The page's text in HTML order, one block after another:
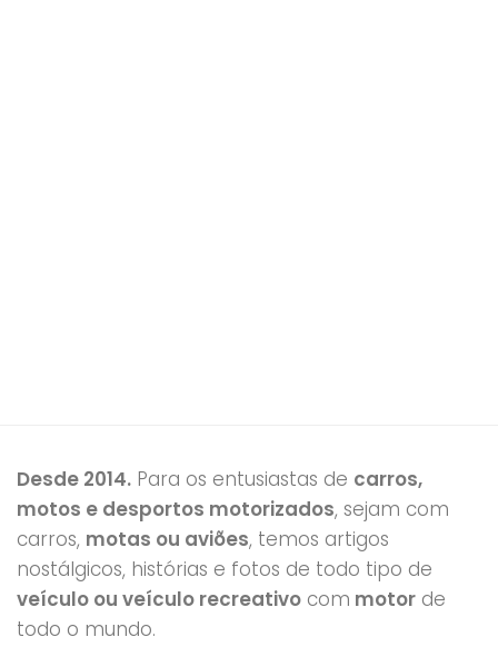
Desde 2014. Para os entusiastas de carros,
motos e desportos motorizados, sejam com
carros, motas ou aviões, temos artigos
nostálgicos, histórias e fotos de todo tipo de
veículo ou veículo recreativo com motor de
todo o mundo.